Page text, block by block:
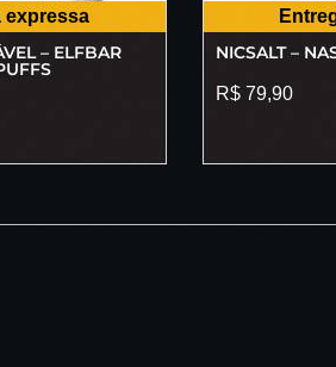
expressa
– ELFBAR NICSALT –
R$79,90